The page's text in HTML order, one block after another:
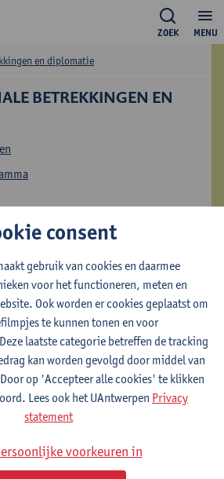
MENU
ZOEK
BETREKKINGEN EN
en diplomatie
inschrijven
consent
gebruik van cookies en daarmee
voor het functioneren, meten en
Ook worden er cookies geplaatst om
te kunnen tonen en voor
laatste categorie betreffen de tracking
kan worden gevolgd door middel van
op 'Accepteer alle cookies' te klikken
Lees ook het UAntwerpen Privacy
statement
voorkeuren in